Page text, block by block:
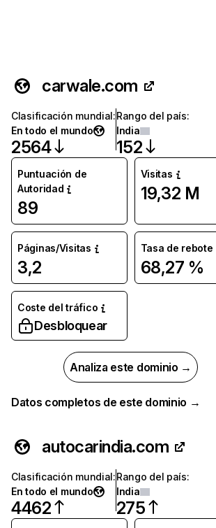
carwale.com
Clasificación mundial:
En todo el mundo
2564
Rango del país:
India
152
Puntuación de
Autoridad
89
Visitas
19,32 M
Páginas/Visitas
3,2
Tasa de rebote
68,27 %
Coste del tráfico
Desbloquear
Analiza este dominio →
Datos completos de este dominio →
autocarindia.com
Clasificación mundial:
En todo el mundo
4462
Rango del país:
India
275